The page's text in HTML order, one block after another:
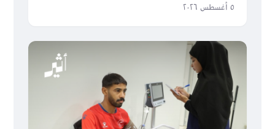
هرمز
٥ أغسطس ٢٠٢٦